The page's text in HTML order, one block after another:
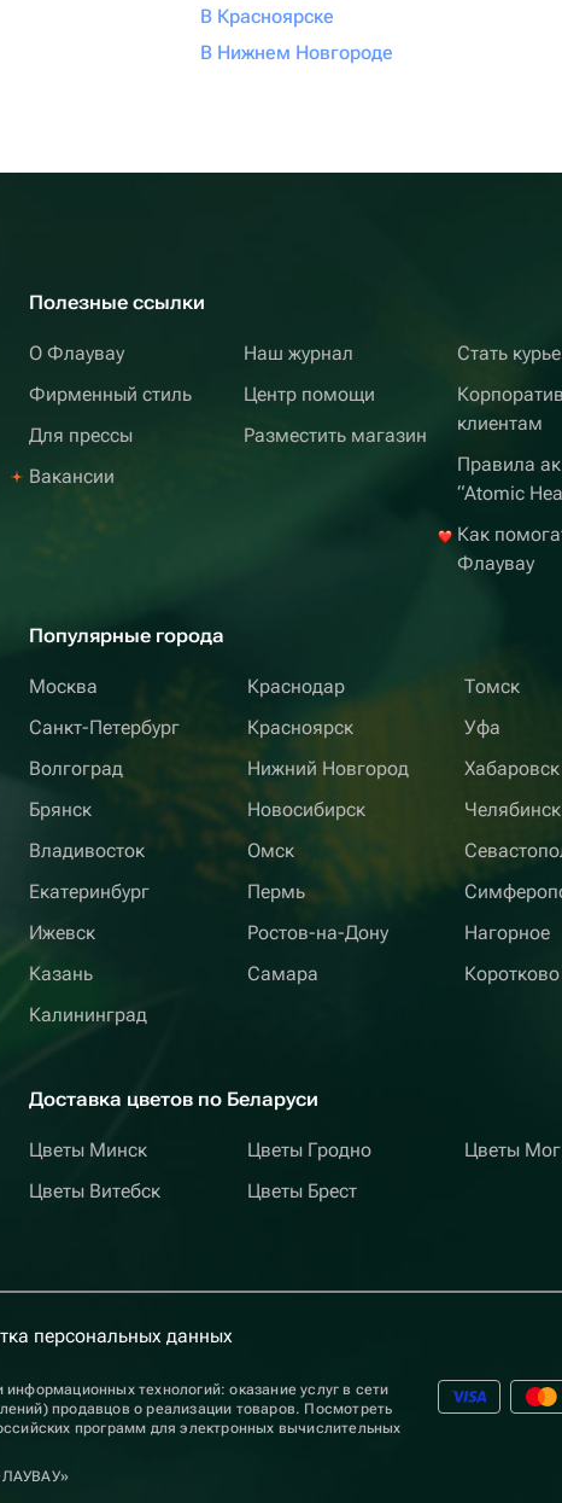
В Красноярске
В Нижнем Новгороде
Полезные ссылки
О Флаувау
Фирменный стиль
Для прессы
Вакансии
Наш журнал
Центр помощи
Разместить магазин
Стать
клиентам
Правила
“Atomic
Как
Флаувау
Популярные города
Москва
Санкт-Петербург
Волгоград
Брянск
Владивосток
Екатеринбург
Ижевск
Казань
Калининград
Краснодар
Красноярск
Нижний Новгород
Новосибирск
Омск
Пермь
Ростов-на-Дону
Самара
Томск
Уфа
Хабаровск
Челябинск
Нагорное
Коротково
Доставка цветов по Беларуси
Цветы Минск
Цветы Витебск
Цветы Гродно
Цветы Брест
Цветы
персональных данных
технологий: оказание услуг в сети
продавцов о реализации товаров. Посмотреть
программ для электронных вычислительных